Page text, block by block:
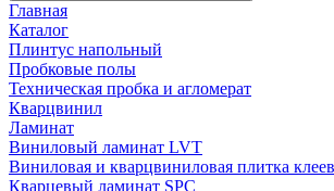
Главная
Каталог
Плинтус напольный
Пробковые полы
Техническая пробка и агломерат
Кварцвинил
Ламинат
Виниловый ламинат LVT
Виниловая и кварцвиниловая плитка
Кварцевый ламинат SPC